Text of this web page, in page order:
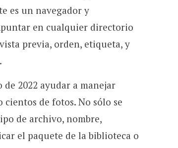
es un navegador y
en cualquier directorio
previa, orden, etiqueta, y
2022 ayudar a manejar
de fotos. No sólo se
de archivo, nombre,
el paquete de la biblioteca o